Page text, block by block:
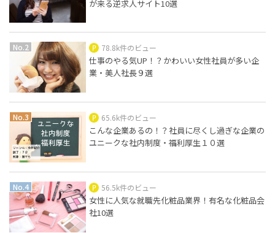
が来る逆求人サイト10選
78.8k件のビュー
仕事のやる気UP！？かわいい女性社員が多い企
業・美人社長９選
65.6k件のビュー
こんな企業あるの！？社員に尽くし過ぎな企業の
ユニークな社内制度・福利厚生１０選
56.5k件のビュー
女性に人気な就職先化粧品業界！有名な化粧品会
社10選